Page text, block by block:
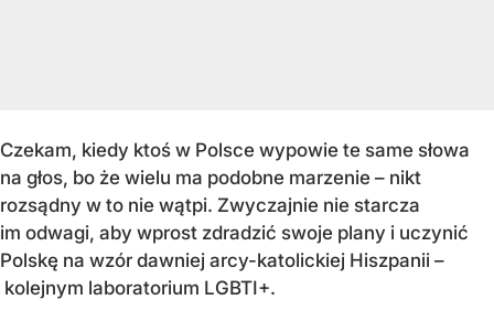
Czekam, kiedy ktoś w Polsce wypowie te same słowa
na głos, bo że wielu ma podobne marzenie – nikt
rozsądny w to nie wątpi. Zwyczajnie nie starcza
im odwagi, aby wprost zdradzić swoje plany i uczynić
Polskę na wzór dawniej arcy-katolickiej Hiszpanii –
kolejnym laboratorium LGBTI+.